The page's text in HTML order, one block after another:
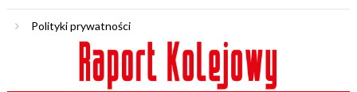
Polityki prywatności